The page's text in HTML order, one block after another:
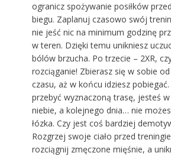
ogranicz spożywanie posiłków
biegu. Zaplanuj czasowo swój
nie jeść nic na minimum godzinę
w teren. Dzięki temu unikniesz
bólów brzucha. Po trzecie – 2XR,
rozciąganie! Zbierasz się w sobie od
czasu, aż w końcu idziesz pobiegać.
przebyć wyznaczoną trasę, jesteś
niebie, a kolejnego dnia… nie
łózka. Czy jest coś bardziej
Rozgrzej swoje ciało przed
rozciągnij zmęczone mięśnie, a